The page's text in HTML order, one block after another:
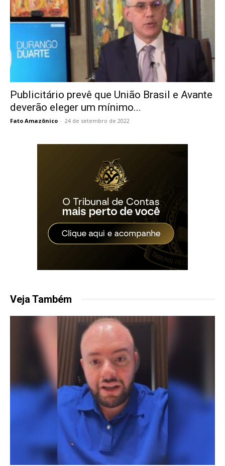
Publicitário prevê que União Brasil e Avante
deverão eleger um mínimo...
Fato Amazônico - 24 de setembro de 2022
Veja Também